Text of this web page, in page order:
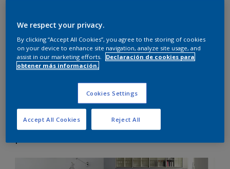
Ahora Colores del Mundo completa cada uno de sus
destinos de color con la nueva TONALIDAD MATIZ,
para dar máxima luminosidad a tu hogar, con un
toque de color.
Tonalidad matiz gris, perla, beige y
We respect your privacy.
By clicking “Accept All Cookies”, you agree to the storing of cookies
on your device to enhance site navigation, analyze site usage, and
assist in our marketing efforts.
Declaración de cookies para
obtener más información.
Cookies Settings
Reject All
Accept All Cookies